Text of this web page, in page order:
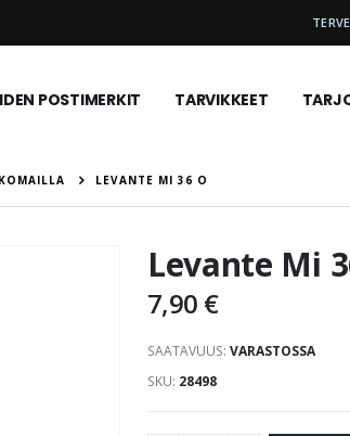
POSTIMERKIT TARVIKKEET
LEVANTE MI 36 O
Levante Mi
7,90 €
SAATAVUUS: VARASTOSSA
SKU 28498